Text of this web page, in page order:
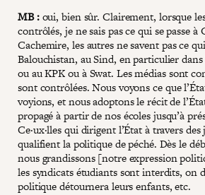
MB :oui, bien sûr. Clairement, lorsque
contrôlés, je ne sais pas ce qui se passe à
Cachemire, les autres ne savent pas ce
Balouchistan, au Sind, en particulier
ou au KPK ou à Swat. Les médias sont
sont contrôlées. Nous voyons ce que
voyions, et nous adoptons le récit de
propagé à partir de nos écoles jusqu’à
Ce·ux·lles qui dirigent l’État à travers
qualifient la politique de péché. Dès le
nous grandissons [notre expression
les syndicats étudiants sont interdits, on
politique détournera leurs enfants, etc.